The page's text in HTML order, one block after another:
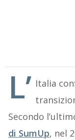
L’ Italia
Secondo
di SumUp, nel